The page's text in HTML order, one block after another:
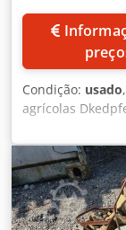
Condição: usado
agrícolas